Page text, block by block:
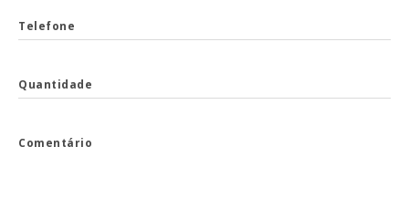
Telefone
Quantidade
Comentário